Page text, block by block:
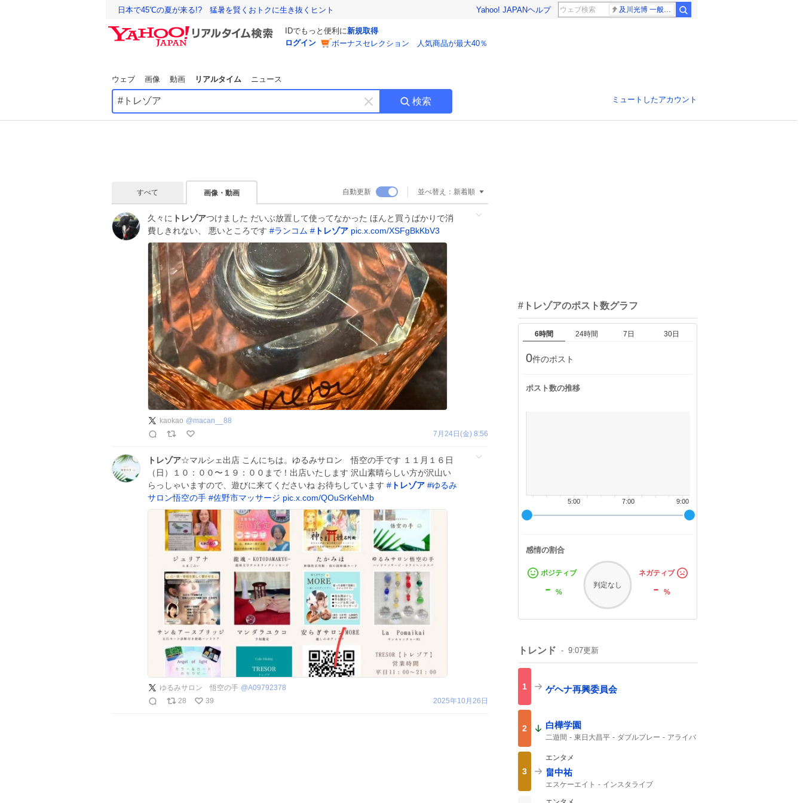
日本で45℃の夏が来る!? 猛暑を賢くおトクに生き抜くヒント Yahoo! JAPANヘルプ 及川光博 一般女性
IDでもっと便利に新規取得
ログイン
ボーナスセレクション 人気商品が最大40％
ウェブ 画像 動画 リアルタイム ニュース
キ
ー
す
検索 ミュートしたアカウント
すべて 画像・動画 自動更新 並べ替え： 新着順
久々に トレゾアつけました だいぶ放置して使ってなかった ほんと買うばかりで消
費しきれない、 悪いところです #ランコム # トレゾア pic.x.com/XSFgBkKbV3
kaokao @macan__88
7月24日(金) 8:56
トレゾア☆マルシェ出店 こんにちは。ゆるみサロン 悟空の手です １１月１６日
（日）１０：００〜１９：００まで！出店いたします 沢山素晴らしい方が沢山い
らっしゃいますので、遊びに来てくださいね お待ちしています # トレゾア #ゆるみ
サロン悟空の手 #佐野市マッサージ pic.x.com/QOuSrKehMb
ゆるみサロン 悟空の手 @A09792378
28
39 2025年10月26日
#トレゾアのポスト数グラフ
6時間 24時間 7日 30日
0件のポスト
ポスト数の推移
9:00
7:00
5:00
感情の割合
ポジティブ
- %
判定なし
ネガティブ
-%
トレンド 9:07更新
1 ゲヘナ再興委員会
2 白樺学園
二遊間 東日大昌平 ダブルプレー
アライバ
ビデオ検証
3
エンタメ
畠中祐
エスケーエイト インスタライブ